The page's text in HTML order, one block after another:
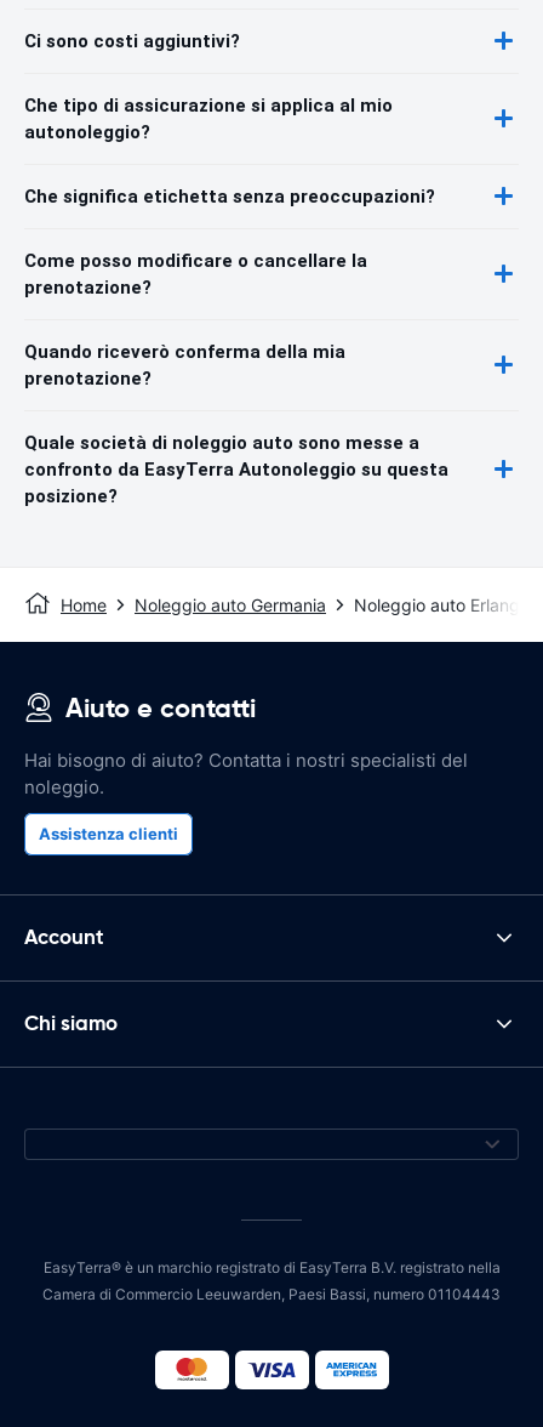
Ci sono costi aggiuntivi?
Che tipo di assicurazione si applica al mio
autonoleggio?
Che significa etichetta senza preoccupazioni?
Come posso modificare o cancellare la
prenotazione?
Quando riceverò conferma della mia
prenotazione?
Quale società di noleggio auto sono messe a
confronto da EasyTerra Autonoleggio su questa
posizione?
Home Noleggio auto Germania Noleggio auto Erlangen
Aiuto e contatti
Hai bisogno di aiuto? Contatta i nostri specialisti del
noleggio.
Assistenza clienti
Account
Chi siamo
EasyTerra® è un marchio registrato di EasyTerra B.V. registrato nella
Camera di Commercio Leeuwarden, Paesi Bassi, numero 01104443